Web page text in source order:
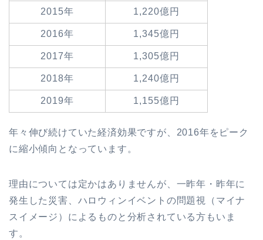
2015年 1,220億円
2016年 1,345億円
2017年 1,305億円
2018年 1,240億円
2019年 1,155億円
年々伸び続けていた経済効果ですが、2016年をピーク
に縮小傾向となっています。
理由については定かはありませんが、一昨年・昨年に
発生した災害、ハロウィンイベントの問題視（マイナ
スイメージ）によるものと分析されている方もいま
す。